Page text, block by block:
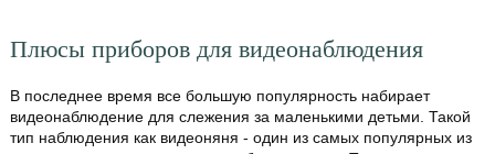
Плюсы приборов для видеонаблюдения
В последнее время все большую популярность набирает
видеонаблюдение для слежения за маленькими детьми. Такой
тип наблюдения как видеоняня - один из самых популярных из